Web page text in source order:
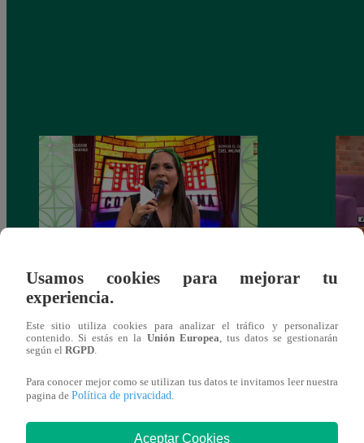
Tunait Programa Completo 13 de Junio
del 2018
También te puede
Usamos cookies para mejorar tu
experiencia.
Este sitio utiliza cookies para analizar el tráfico y personalizar
contenido. Si estás en la Unión Europea , tus datos se gestionarán
según el RGPD
Para conocer mejor como se utilizan tus datos te invitamos leer nuestra
pagina de Política de privacidad
Aceptar Cookies